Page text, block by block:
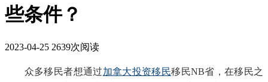
些条件？
2023-04-25 2639次阅读
众多移民者想通过加拿大投资移民移民NB省，在移民之